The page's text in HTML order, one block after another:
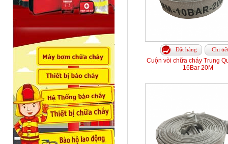
Đặt hàng Chi tiết
Cuộn vòi chữa cháy Trung
16Bar 20M